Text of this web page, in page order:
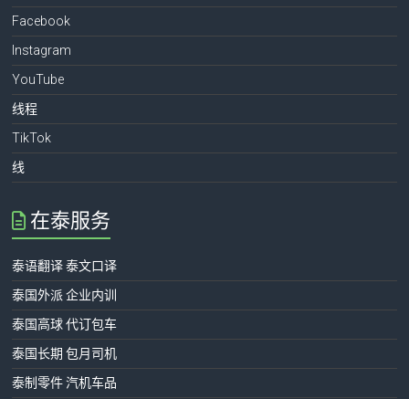
Facebook
Instagram
YouTube
线程
TikTok
线
在泰服务
泰语翻译 泰文口译
泰国外派 企业内训
泰国高球 代订包车
泰国长期 包月司机
泰制零件 汽机车品